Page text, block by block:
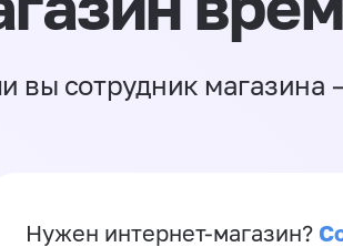
вы сотрудник магазина
Нужен интернет-магазин?